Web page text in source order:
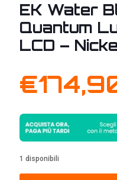
EK Water
Quantum
LCD –
€
1 disponibili